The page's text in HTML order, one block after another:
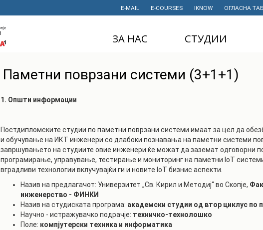
E-MAIL E-COURSES IKNOW ОГЛАСНА
ЗА НАС
ИНСТИТУТИ
ПРОЕКТИ
НАУЧНА
ДЕЈНОСТ
ФИНАНСИИ
ФИНКИ Е МОЈ
ИЗБОР
СТУДИИ
СТУДИИ
СТУДИИ
ПРОФЕСИОНАЛНИ
И СТРУЧНИ ОБУКИ
СТУДЕНТСКА
СЛУЖБА
СТУДЕНТСКИ
ОРГАНИЗАЦИИ
Паметни поврзани системи (3+1+1)
1. Општи информации
Постдипломските студии по паметни поврзани системи имаат за цел да
и обучување на ИКТ инженери со длабоки познавања на паметни системи
завршувањето на студиите овие инженери ќе можат да заземат одговорни
програмирање, управување, тестирање и мониторинг на паметни IoT
вградливи технологии вклучувајќи ги и новите IoT бизнис аспекти.
Назив на предлагачот: Универзитет „Св. Кирил и Методиј“ во Скопје,
инженерство - ФИНКИ
Назив на студиската програма: академски студии од втор циклус по
Научно - истражувачко подрачје: техничко-технолошко
Поле: компјутерски техника и информатика